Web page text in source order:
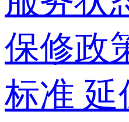
保修政
标准 延